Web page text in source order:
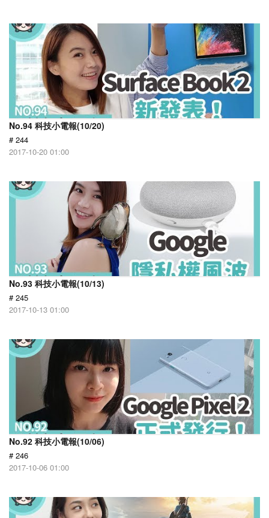
No.94 科技小電報(10/20)
# 244
2017-10-20 01:00
No.93 科技小電報(10/13)
# 245
2017-10-13 01:00
No.92 科技小電報(10/06)
# 246
2017-10-06 01:00